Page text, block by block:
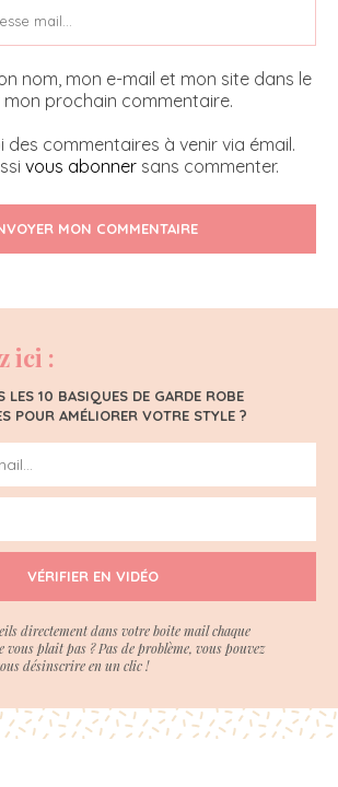
nom, mon e-mail et mon site dans le
prochain commentaire.
des commentaires à venir via émail.
vous abonner sans commenter.
MON COMMENTAIRE
ici :
LES 10 BASIQUES DE GARDE ROBE
POUR AMÉLIORER VOTRE STYLE ?
VÉRIFIER EN VIDÉO
directement dans votre boite mail chaque
vous plait pas ? Pas de problème, vous pouvez
désinscrire en un clic !